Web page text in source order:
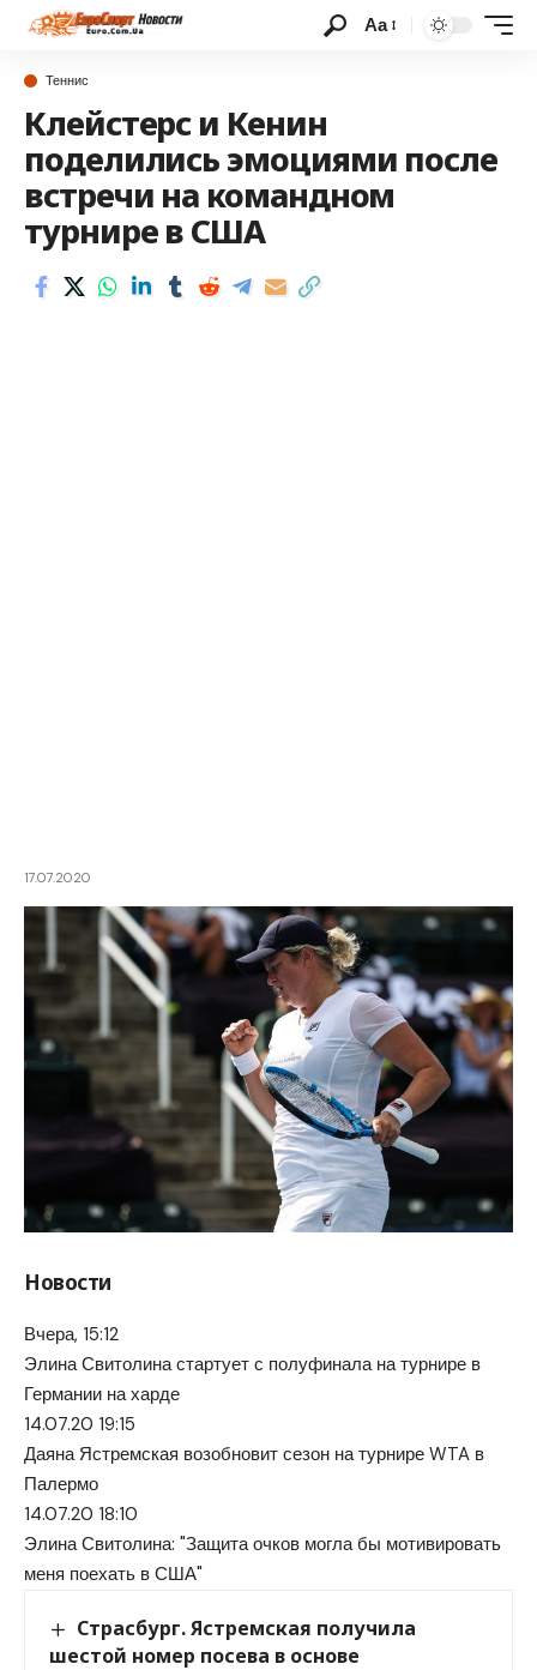
Аа
Теннис
Клейстерс и Кенин
поделились эмоциями после
встречи на командном
турнире в США
17.07.2020
Новости
Вчера, 15:12
Элина Свитолина стартует с полуфинала на турнире в
Германии на харде
14.07.20 19:15
Даяна Ястремская возобновит сезон на турнире WTA в
Палермо
14.07.20 18:10
Элина Свитолина: "Защита очков могла бы мотивировать
меня поехать в США"
Страсбург. Ястремская получила
шестой номер посева в основе